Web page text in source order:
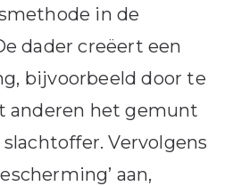
in de
dader creëert een
bijvoorbeeld door te
anderen het gemunt
Vervolgens
aan,